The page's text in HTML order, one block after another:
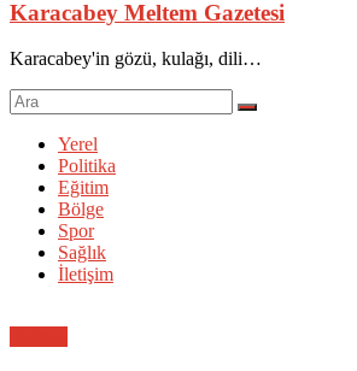
Karacabey Meltem Gazetesi
Karacabey'in gözü, kulağı, dili…
Yerel
Politika
Eğitim
Bölge
Spor
Sağlık
İletişim